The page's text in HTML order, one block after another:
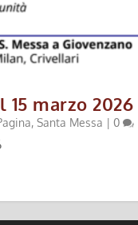
marzo 2026
,Santa Messa |0